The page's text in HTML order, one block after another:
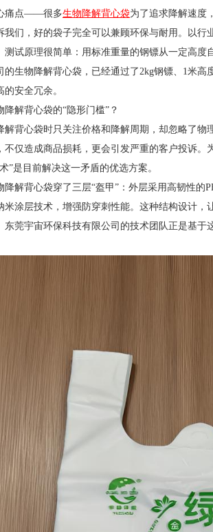
痛点——很多生物降解背心袋为了追求降解速度
我们，好的袋子完全可以兼顾环保与耐用。以
测试原理很简单：用标准重量的钢镖从一定高
的生物降解背心袋，已经通过了2kg钢镖、1米
安全冗余。
解背心袋的“隐形门槛”？
解背心袋时只关注价格和降解周期，却忽略了
不仅造成商品损耗，更会引发严重的客户投诉
”是目前解决这一矛盾的优选方案。
降解背心袋穿了三层“盔甲”：外层采用高韧性
米涂层技术，增强防穿刺性能。这种结构设计
东莞宇宙环保科技有限公司的技术团队正是基